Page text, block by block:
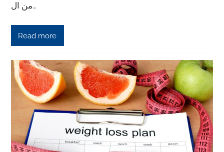
من ال…
Read more